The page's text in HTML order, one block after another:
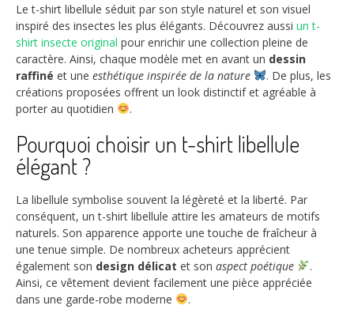
Le t-shirt libellule séduit par son style naturel et son visuel
inspiré des insectes les plus élégants. Découvrez aussi un t-
shirt insecte original pour enrichir une collection pleine de
caractère. Ainsi, chaque modèle met en avant un dessin
raffiné et une esthétique inspirée de la nature
. De plus, les
créations proposées offrent un look distinctif et agréable à
porter au quotidien
.
Pourquoi choisir un t-shirt libellule
élégant ?
La libellule symbolise souvent la légèreté et la liberté. Par
conséquent, un t-shirt libellule attire les amateurs de motifs
naturels. Son apparence apporte une touche de fraîcheur à
une tenue simple. De nombreux acheteurs apprécient
également son design délicat et son aspect poétique
.
Ainsi, ce vêtement devient facilement une pièce appréciée
dans une garde-robe moderne
.